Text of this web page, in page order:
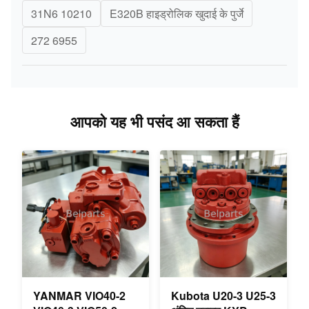
31N6 10210
E320B हाइड्रोलिक खुदाई के पुर्जे
272 6955
आपको यह भी पसंद आ सकता हैं
YANMAR VIO40-2
Kubota U20-3 U25-3